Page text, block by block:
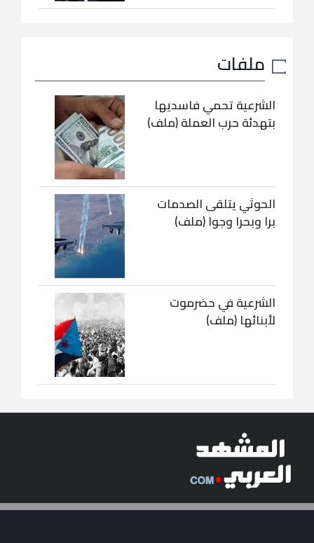
ملفات
الشرعية تحمي فاسديها
بتهدئة حرب العملة (ملف)
الحوثي يتلقى الصدمات
برا وبحرا وجوا (ملف)
الشرعية في حضرموت
لأبنائها (ملف)